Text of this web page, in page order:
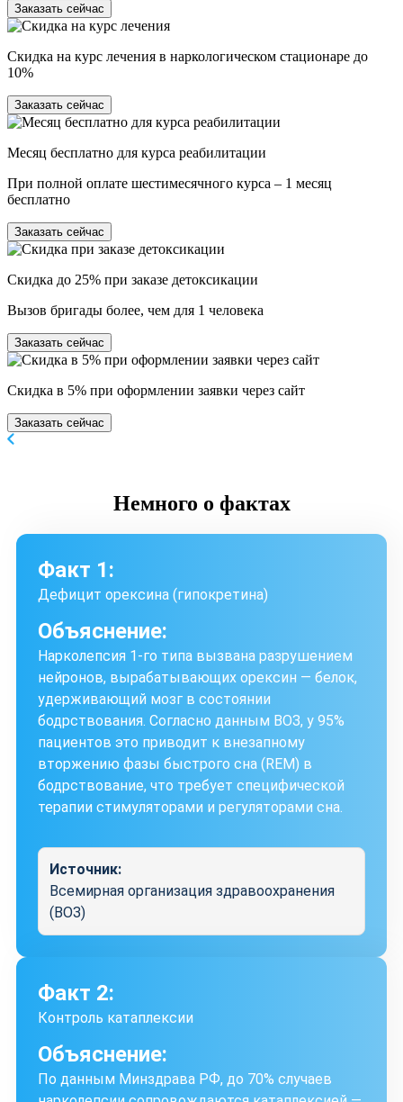
Заказать сейчас
Скидка на курс лечения в наркологическом стационаре до
10%
Заказать сейчас
Месяц бесплатно для курса реабилитации
При полной оплате шестимесячного курса – 1 месяц
бесплатно
Заказать сейчас
Скидка до 25% при заказе детоксикации
Вызов бригады более, чем для 1 человека
Заказать сейчас
Скидка в 5% при оформлении заявки через сайт
Заказать сейчас
Немного о фактах
Факт 1:
Дефицит орексина (гипокретина)
Объяснение:
Нарколепсия 1-го типа вызвана разрушением
нейронов, вырабатывающих орексин — белок,
удерживающий мозг в состоянии
бодрствования. Согласно данным ВОЗ, у 95%
пациентов это приводит к внезапному
вторжению фазы быстрого сна (REM) в
бодрствование, что требует специфической
терапии стимуляторами и регуляторами сна.
Источник:
Всемирная организация здравоохранения
(ВОЗ)
Факт 2:
Контроль катаплексии
Объяснение:
По данным Минздрава РФ, до 70% случаев